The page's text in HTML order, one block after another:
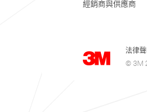
經銷商與供應商
法律
© 3M